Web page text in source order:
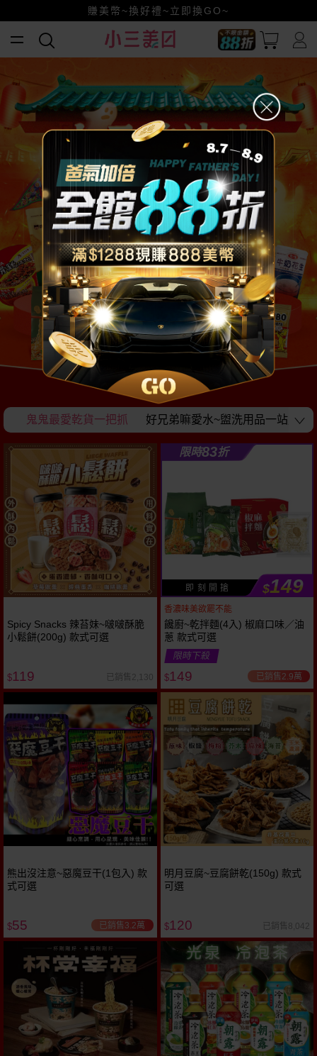
賺美幣~換好禮~立即換GO~
小三美日x全支付~美幣+全點折上折超划算
全館88折爸氣加倍！
鬼鬼最愛乾貨一把抓 好兄弟嘛愛水~盥洗用品一站購齊
Spicy Snacks 辣苔妹~啵啵酥脆
小鬆餅(200g) 款式可選
$119 已銷售2,130
限時83折
即 刻 開 搶 $149
香濃味美欲罷不能
饞廚~乾拌麵(4入) 椒麻口味／油
蔥 款式可選
限時下殺
$149 已銷售2.9萬
熊出沒注意~惡魔豆干(1包入) 款
式可選
$55 已銷售3.2萬
明月豆腐~豆腐餅乾(150g) 款式
可選
$120 已銷售8,042